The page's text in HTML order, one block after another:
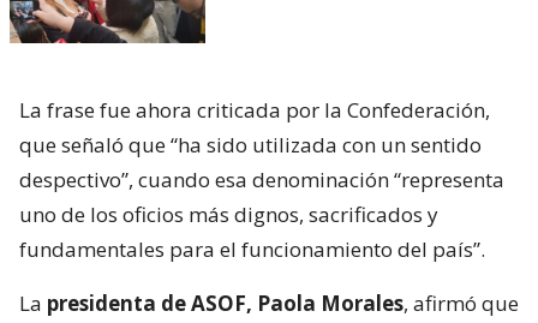
La frase fue ahora criticada por la Confederación,
que señaló que “ha sido utilizada con un sentido
despectivo”, cuando esa denominación “representa
uno de los oficios más dignos, sacrificados y
fundamentales para el funcionamiento del país”.
La presidenta de ASOF, Paola Morales, afirmó que